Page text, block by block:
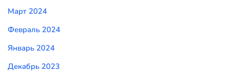
Март 2024
Февраль 2024
Январь 2024
Декабрь 2023